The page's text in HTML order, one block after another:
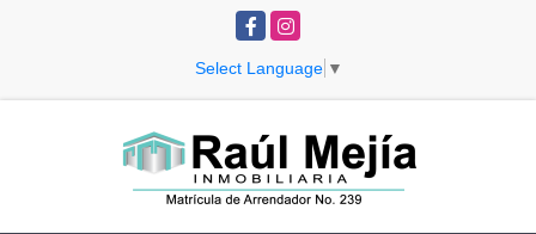
FacebookInstagram
Select Language ▼